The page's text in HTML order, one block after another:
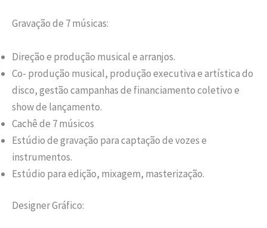
Gravação de 7 músicas:
Direção e produção musical e arranjos.
Co- produção musical, produção executiva e artística do
disco, gestão campanhas de financiamento coletivo e
show de lançamento.
Cachê de 7 músicos
Estúdio de gravação para captação de vozes e
instrumentos.
Estúdio para edição, mixagem, masterização.
Designer Gráfico: